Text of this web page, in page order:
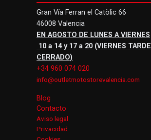
Gran Vía Ferran el Catòlic 66
46008 Valencia
EN AGOSTO DE LUNES A VIERNES
10 a 14 y 17 a 20 (VIERNES TARDE
CERRADO)
+34 960 074 020
info@outletmotostorevalencia.com
Blog
Contacto
Aviso legal
Privacidad